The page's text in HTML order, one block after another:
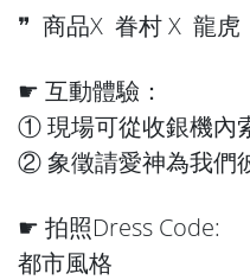
❞ 商品X 眷村 X 龍虎
☛ 互動體驗：
① 現場可從收銀機內
② 象徵請愛神為我們
☛ 拍照Dress Code:
都市風格